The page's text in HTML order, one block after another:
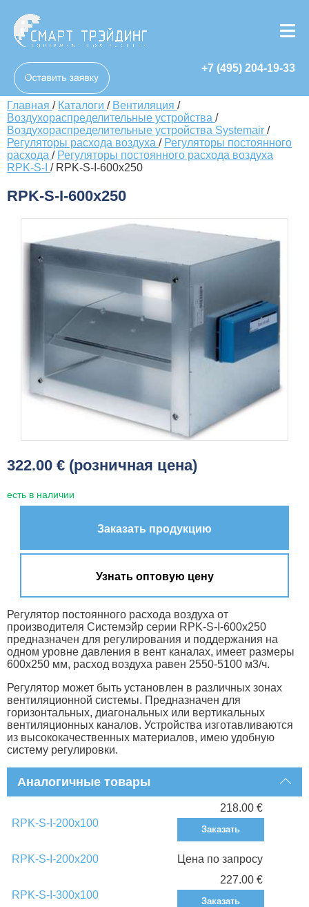
+7 (495) 204-19-33
Главная / Каталоги / Вентиляция /
Воздухораспределительные устройства /
Воздухораспределительные устройства Systemair /
Регуляторы расхода воздуха / Регуляторы постоянного
расхода / Регуляторы постоянного расхода воздуха
RPK-S-I / RPK-S-I-600x250
RPK-S-I-600x250
322.00 € (розничная цена)
есть в наличии
Заказать продукцию
Узнать оптовую цену
Регулятор постоянного расхода воздуха от
производителя Системэйр серии RPK-S-I-600x250
предназначен для регулирования и поддержания на
одном уровне давления в вент каналах, имеет размеры
600x250 мм, расход воздуха равен 2550-5100 м3/ч.
Регулятор может быть установлен в различных зонах
вентиляционной системы. Предназначен для
горизонтальных, диагональных или вертикальных
вентиляционных каналов. Устройства изготавливаются
из высококачественных материалов, имею удобную
систему регулировки.
Аналогичные товары
RPK-S-I-200x100
218.00 €
Заказать
RPK-S-I-200x200 Цена по запросу
RPK-S-I-300x100
227.00 €
Заказать